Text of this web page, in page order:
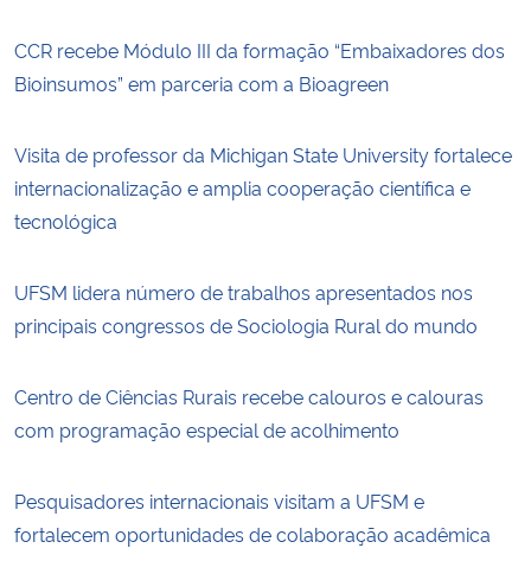
CCR recebe Módulo III da formação “Embaixadores dos
Bioinsumos” em parceria com a Bioagreen
Visita de professor da Michigan State University fortalece
internacionalização e amplia cooperação científica e
tecnológica
UFSM lidera número de trabalhos apresentados nos
principais congressos de Sociologia Rural do mundo
Centro de Ciências Rurais recebe calouros e calouras
com programação especial de acolhimento
Pesquisadores internacionais visitam a UFSM e
fortalecem oportunidades de colaboração acadêmica